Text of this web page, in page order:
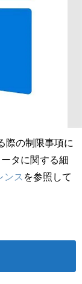
の制限事項に
タに関する細
ス を参照して